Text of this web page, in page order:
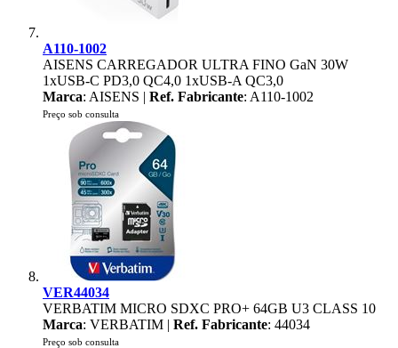
A110-1002
AISENS CARREGADOR ULTRA FINO GaN 30W
1xUSB-C PD3,0 QC4,0 1xUSB-A QC3,0
Marca: AISENS | Ref. Fabricante: A110-1002
Preço sob consulta
VER44034
VERBATIM MICRO SDXC PRO+ 64GB U3 CLASS 10
Marca: VERBATIM | Ref. Fabricante: 44034
Preço sob consulta